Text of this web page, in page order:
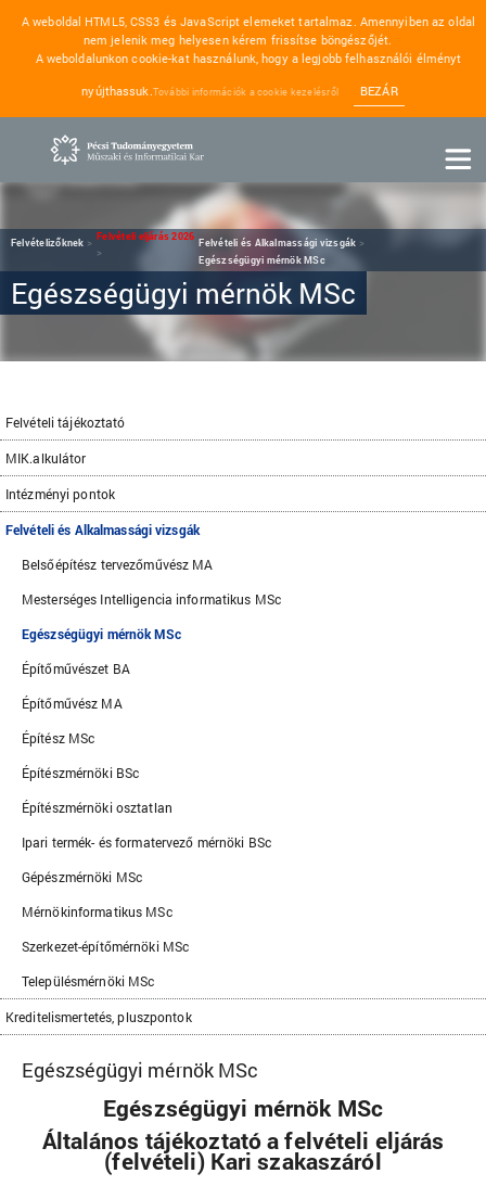
A weboldal HTML5, CSS3 és JavaScript elemeket tartalmaz. Amennyiben az oldal
nem jelenik meg helyesen kérem frissítse böngészőjét.
A weboldalunkon cookie-kat használunk, hogy a legjobb felhasználói élményt
nyújthassuk. További információk a cookie kezelésről BEZÁR
Felvételizőknek
Felvételi eljárás 2026
Felvételi és Alkalmassági vizsgák
Egészségügyi mérnök MSc
Egészségügyi mérnök MSc
Felvételi tájékoztató
MIK.alkulátor
Intézményi pontok
Felvételi és Alkalmassági vizsgák
Belsőépítész tervezőművész MA
Mesterséges Intelligencia informatikus MSc
Egészségügyi mérnök MSc
Építőművészet BA
Építőművész MA
Építész MSc
Építészmérnöki BSc
Építészmérnöki osztatlan
Ipari termék- és formatervező mérnöki BSc
Gépészmérnöki MSc
Mérnökinformatikus MSc
Szerkezet-építőmérnöki MSc
Településmérnöki MSc
Kreditelismertetés, pluszpontok
Egészségügyi mérnök MSc
Egészségügyi mérnök MSc
Általános tájékoztató a felvételi eljárás
(felvételi) Kari szakaszáról